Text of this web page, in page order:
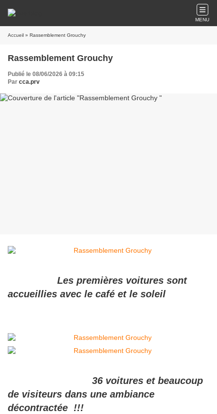
MENU
Accueil » Rassemblement Grouchy
Rassemblement Grouchy
Publié le 08/06/2026 à 09:15
Par cca.prv
Les premières voitures sont
accueillies avec le café et le soleil
36 voitures et beaucoup
de visiteurs dans une ambiance
décontractée !!!